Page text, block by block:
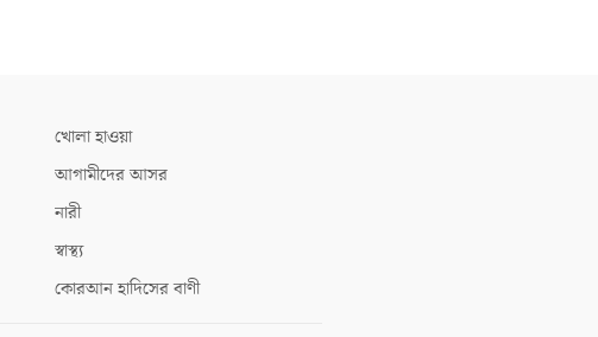
খোলা হাওয়া
আগামীদের আসর
নারী
স্বাস্থ্য
কোরআন হাদিসের বাণী